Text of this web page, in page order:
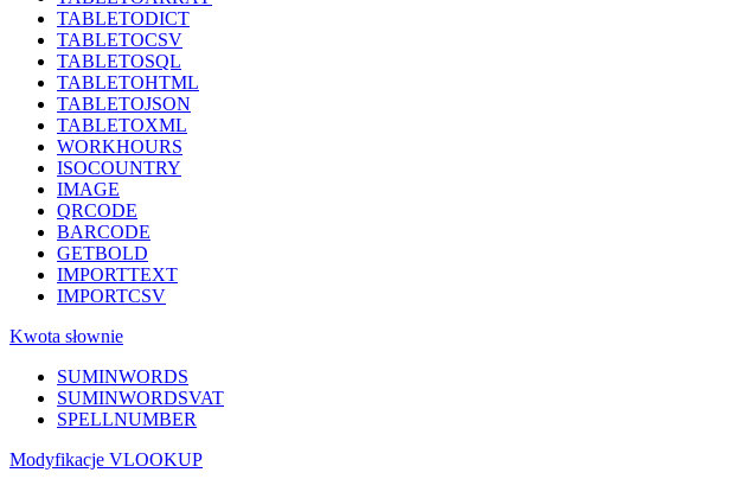
TABLETODICT
TABLETOCSV
TABLETOSQL
TABLETOHTML
TABLETOJSON
TABLETOXML
WORKHOURS
ISOCOUNTRY
IMAGE
QRCODE
BARCODE
GETBOLD
IMPORTTEXT
IMPORTCSV
Kwota słownie
SUMINWORDS
SUMINWORDSVAT
SPELLNUMBER
Modyfikacje VLOOKUP